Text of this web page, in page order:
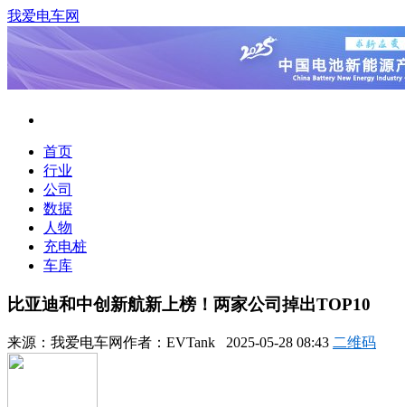
我爱电车网
首页
行业
公司
数据
人物
充电桩
车库
比亚迪和中创新航新上榜！两家公司掉出TOP10
来源： 我爱电车网作者： EVTank 2025-05-28 08:43 二维码